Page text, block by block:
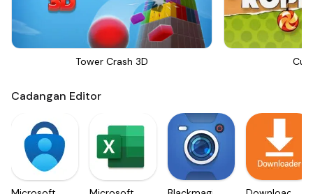
Tower Crash 3D Cut
Cadangan Editor